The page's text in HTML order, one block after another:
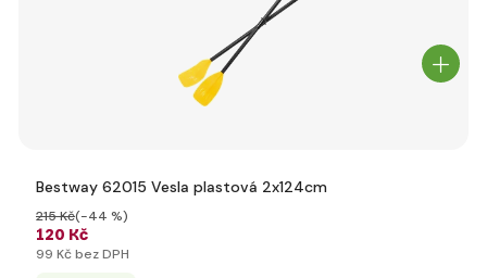
Bestway 62015 Vesla plastová 2x124cm
120 Kč
215 Kč(-44 %)
99 Kč bez DPH